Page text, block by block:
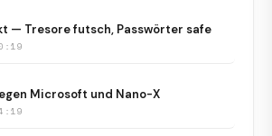
— Tresore futsch, Passwörter safe
Microsoft und Nano-X